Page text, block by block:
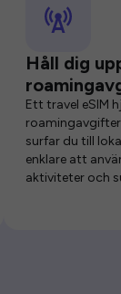
Håll dig
Ett travel eSIM
surfar du till
enklare att
aktiviteter och